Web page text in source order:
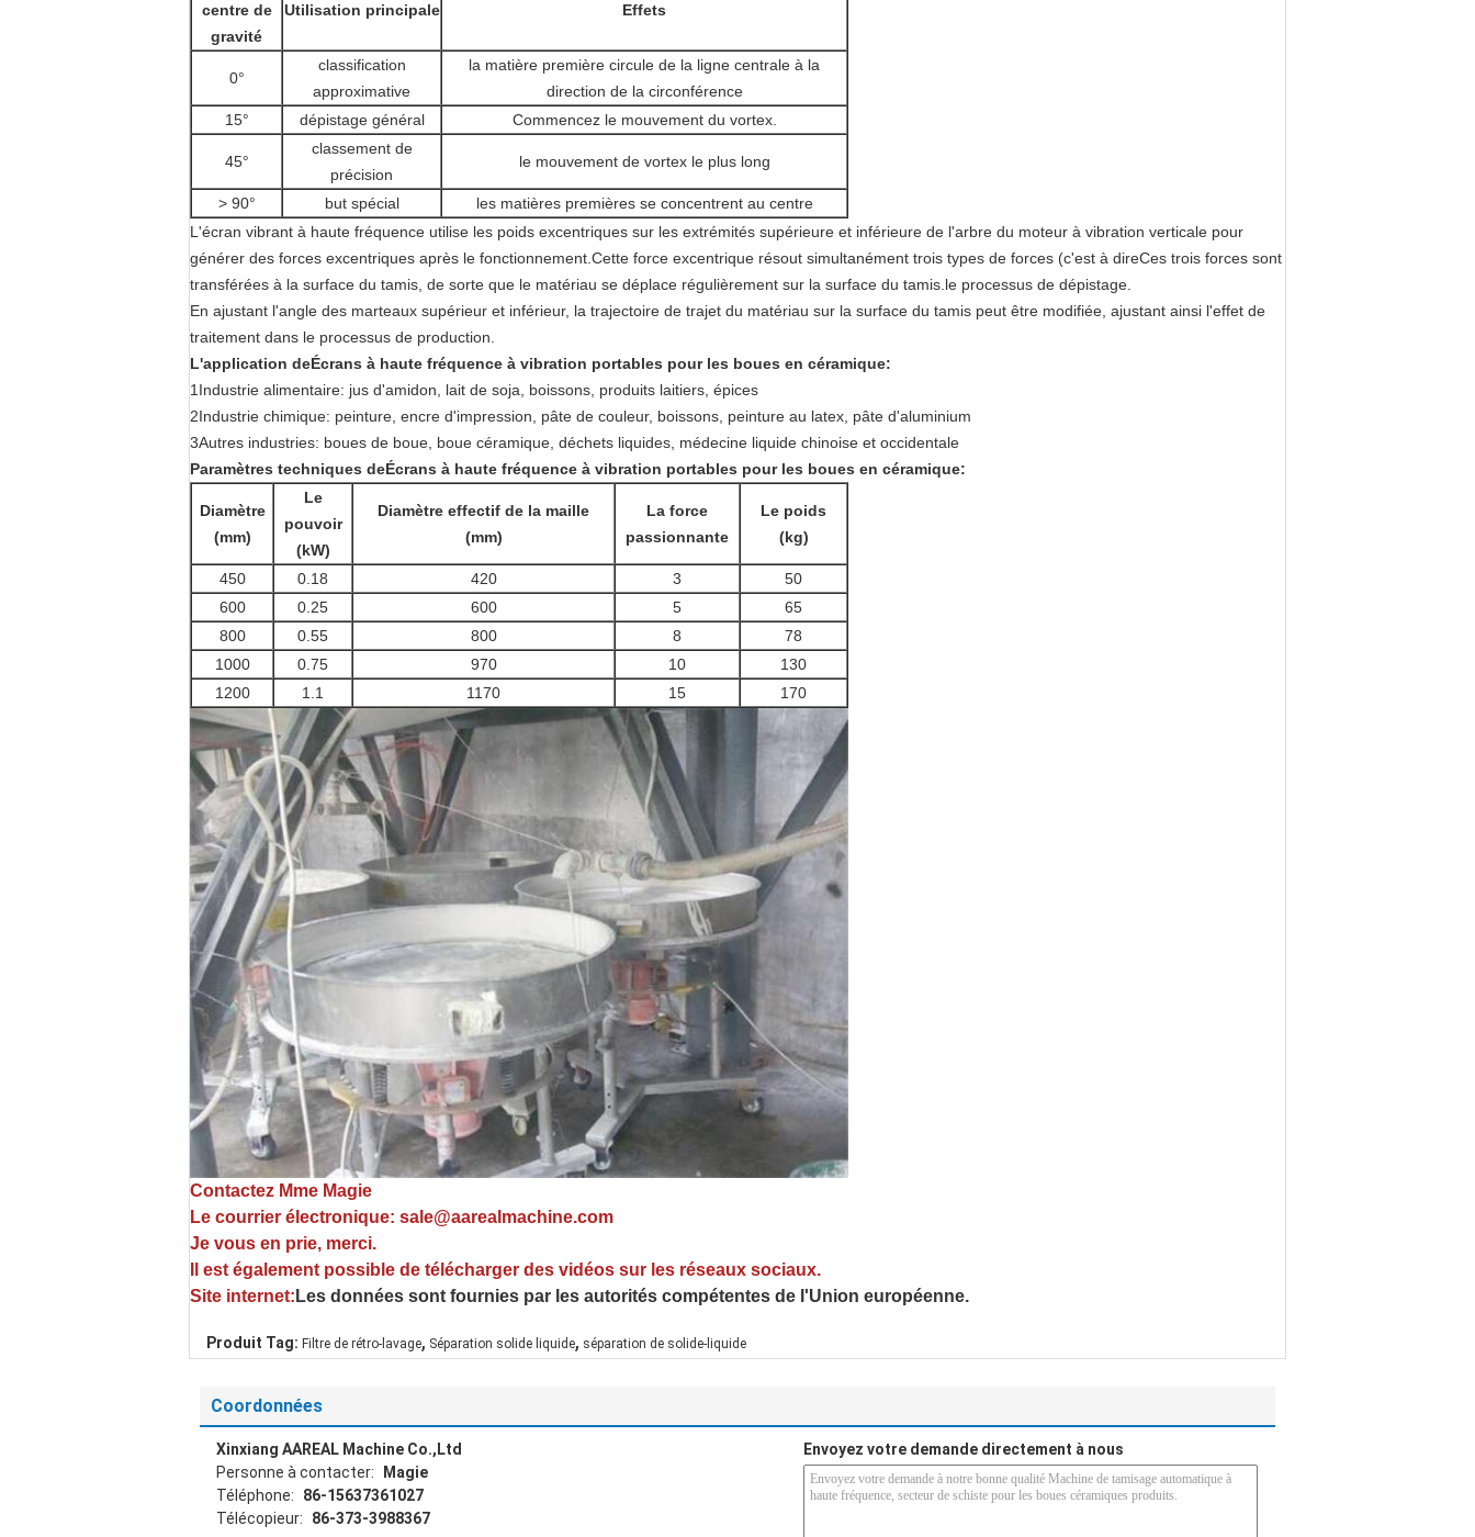
centre de
gravité
Utilisation principale Effets
0°
classification
approximative
la matière première circule de la ligne centrale à la
direction de la circonférence
15°
dépistage général Commencez le mouvement du vortex.
45°
classement de
précision
le mouvement de vortex le plus long
> 90° but spécial
les matières premières se concentrent au centre
L'écran vibrant à haute fréquence utilise les poids excentriques sur les extrémités supérieure et inférieure de l'arbre du moteur à vibration verticale pour
générer des forces excentriques après le fonctionnement.Cette force excentrique résout simultanément trois types de forces (c'est à direCes trois forces sont
transférées à la surface du tamis, de sorte que le matériau se déplace régulièrement sur la surface du tamis.le processus de dépistage.
En ajustant l'angle des marteaux supérieur et inférieur, la trajectoire de trajet du matériau sur la surface du tamis peut être modifiée, ajustant ainsi l'effet de
traitement dans le processus de production.
L'application deÉcrans à haute fréquence à vibration portables pour les boues en céramique:
1Industrie alimentaire: jus d'amidon, lait de soja, boissons, produits laitiers, épices
2Industrie chimique: peinture, encre d'impression, pâte de couleur, boissons, peinture au latex, pâte d'aluminium
3Autres industries: boues de boue, boue céramique, déchets liquides, médecine liquide chinoise et occidentale
Paramètres techniques deÉcrans à haute fréquence à vibration portables pour les boues en céramique:
Diamètre
(mm)
Le
pouvoir
(kW)
Diamètre effectif de la maille
(mm)
La force
passionnante
Le poids
(kg)
450 0.18 420 3
50
600
0.25 600 5
65
800
0.55 800 8
78
1000
0.75 970 10
130
1200
1.1 1170 15 170
Contactez Mme Magie
Le courrier électronique: sale@aarealmachine.com
Je vous en prie, merci.
Il est également possible de télécharger des vidéos sur les réseaux sociaux.
Site internet: Les données sont fournies par les autorités compétentes de l'Union européenne.
Produit Tag: Filtre de rétro-lavage, Séparation solide liquide, séparation de solide-liquide
Coordonnées
Xinxiang AAREAL Machine Co.,Ltd
Personne à contacter:
Magie
Téléphone:
86-15637361027
Télécopieur:
86-373-3988367
Envoyez votre demande directement à nous